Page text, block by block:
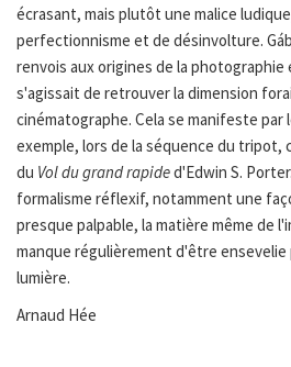
écrasant, mais plutôt une malice
perfectionnisme et de désinvolture.
renvois aux origines de la photographie
s'agissait de retrouver la dimension
cinématographe. Cela se manifeste par
exemple, lors de la séquence du
du Vol du grand rapided'Edwin S.
formalisme réflexif, notamment une
presque palpable, la matière même de
manque régulièrement d'être ensevelie
lumière.
Arnaud Hée